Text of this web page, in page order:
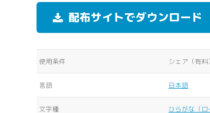
配布サイトでダウンロード
使用条件 シェア（有料）
言語 日本語
文字種 ひらがな（ロ